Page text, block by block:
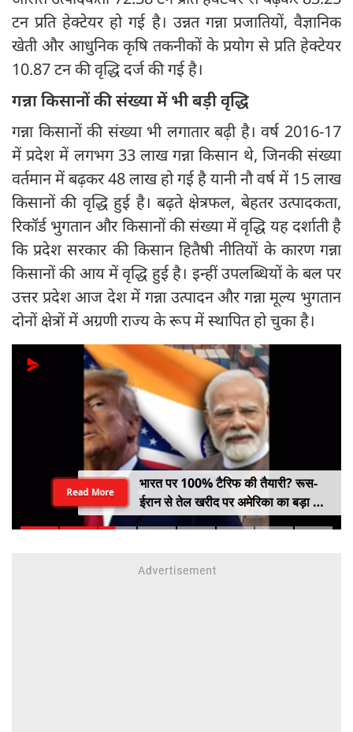
टन प्रति हेक्टेयर हो गई है। उन्नत गन्ना प्रजातियों, वैज्ञानिक
खेती और आधुनिक कृषि तकनीकों के प्रयोग से प्रति हेक्टेयर
10.87 टन की वृद्धि दर्ज की गई है।
गन्ना किसानों की संख्या में भी बड़ी वृद्धि
गन्ना किसानों की संख्या भी लगातार बढ़ी है। वर्ष 2016-17
में प्रदेश में लगभग 33 लाख गन्ना किसान थे, जिनकी संख्या
वर्तमान में बढ़कर 48 लाख हो गई है यानी नौ वर्ष में 15 लाख
किसानों की वृद्धि हुई है। बढ़ते क्षेत्रफल, बेहतर उत्पादकता,
रिकॉर्ड भुगतान और किसानों की संख्या में वृद्धि यह दर्शाती है
कि प्रदेश सरकार की किसान हितैषी नीतियों के कारण गन्ना
किसानों की आय में वृद्धि हुई है। इन्हीं उपलब्धियों के बल पर
उत्तर प्रदेश आज देश में गन्ना उत्पादन और गन्ना मूल्य भुगतान
दोनों क्षेत्रों में अग्रणी राज्य के रूप में स्थापित हो चुका है।
भारत पर 100% टैरिफ की तैयारी? रूस-
ईरान से तेल खरीद पर अमेरिका का बड़ा वार,
सीनेट में बिल पास
Read More